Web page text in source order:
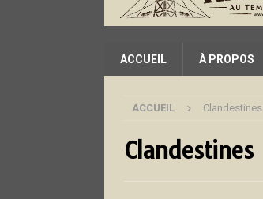
ACCUEIL À PROPOS
ACCUEIL Clandestines
Clandestines